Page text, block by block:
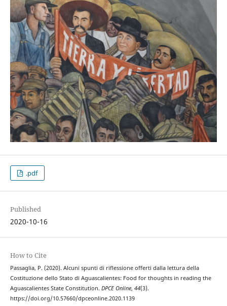
.pdf
Published
2020-10-16
How to Cite
Passaglia, P. (2020). Alcuni spunti di riflessione offerti dalla lettura della
Costituzione dello Stato di Aguascalientes: Food for thoughts in reading the
Aguascalientes State Constitution. DPCE Online, 44(3).
https://doi.org/10.57660/dpceonline.2020.1139